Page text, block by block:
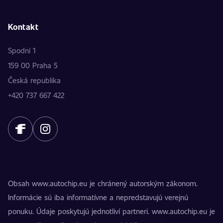
Kontakt
Spodní 1
159 00 Praha 5
Česká republika
+420 737 667 422
Obsah www.autochip.eu je chránený autorským zákonom.
Informácie sú iba informatívne a nepredstavujú verejnú
ponuku. Údaje poskytujú jednotliví partneri. www.autochip.eu je